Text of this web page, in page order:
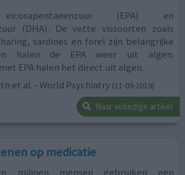
(EPA) en
(DHA). De vette vissoorten zoals
sardines en forel zijn belangrijke
halen de EPA weer uit algen.
EPA halen het direct uit algen.
et al. - World Psychiatry (11-09-2019)
Naar volledige artikel
op medicatie
miljoen mensen gebruiken een